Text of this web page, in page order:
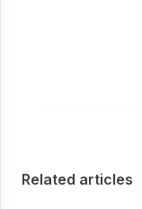
Related articles